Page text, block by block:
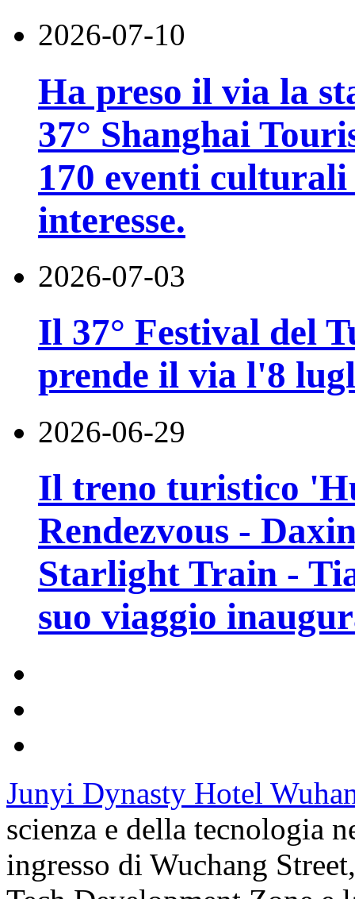
2026-07-10
Ha preso il via la
37° Shanghai
170 eventi
interesse.
2026-07-03
Il 37° Festival del
prende il via l'8
2026-06-29
Il treno turistico
Rendezvous -
Starlight Train -
suo viaggio
Junyi Dynasty Hotel
scienza e della tecnologia
ingresso di Wuchang